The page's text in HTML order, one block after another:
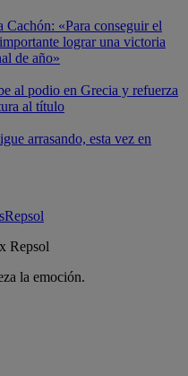
Cachón: «Para conseguir el
lograr una victoria
de año»
al podio en Grecia y refuerza
al título
arrasando, esta vez en
Repsol
la emoción.